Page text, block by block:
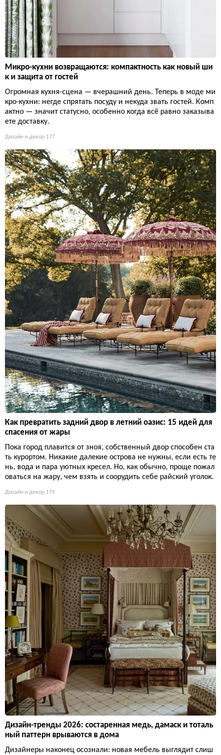
Микро-кухни возвращаются: компактность как новый ши
к и защита от гостей
Огромная кухня-сцена — вчерашний день. Теперь в моде ми
кро-кухни: негде спрятать посуду и некуда звать гостей. Комп
актно — значит статусно, особенно когда всё равно заказыва
ете доставку.
Дизайн и декор 177
Как превратить задний двор в летний оазис: 15 идей для
спасения от жары
Пока город плавится от зноя, собственный двор способен ста
ть курортом. Никакие далекие острова не нужны, если есть те
нь, вода и пара уютных кресел. Но, как обычно, проще пожал
оваться на жару, чем взять и соорудить себе райский уголок.
Дизайн и декор 179
Дизайн-тренды 2026: состаренная медь, дамаск и тоталь
ный паттерн врываются в дома
Дизайнеры наконец осознали: новая мебель выглядит слиш